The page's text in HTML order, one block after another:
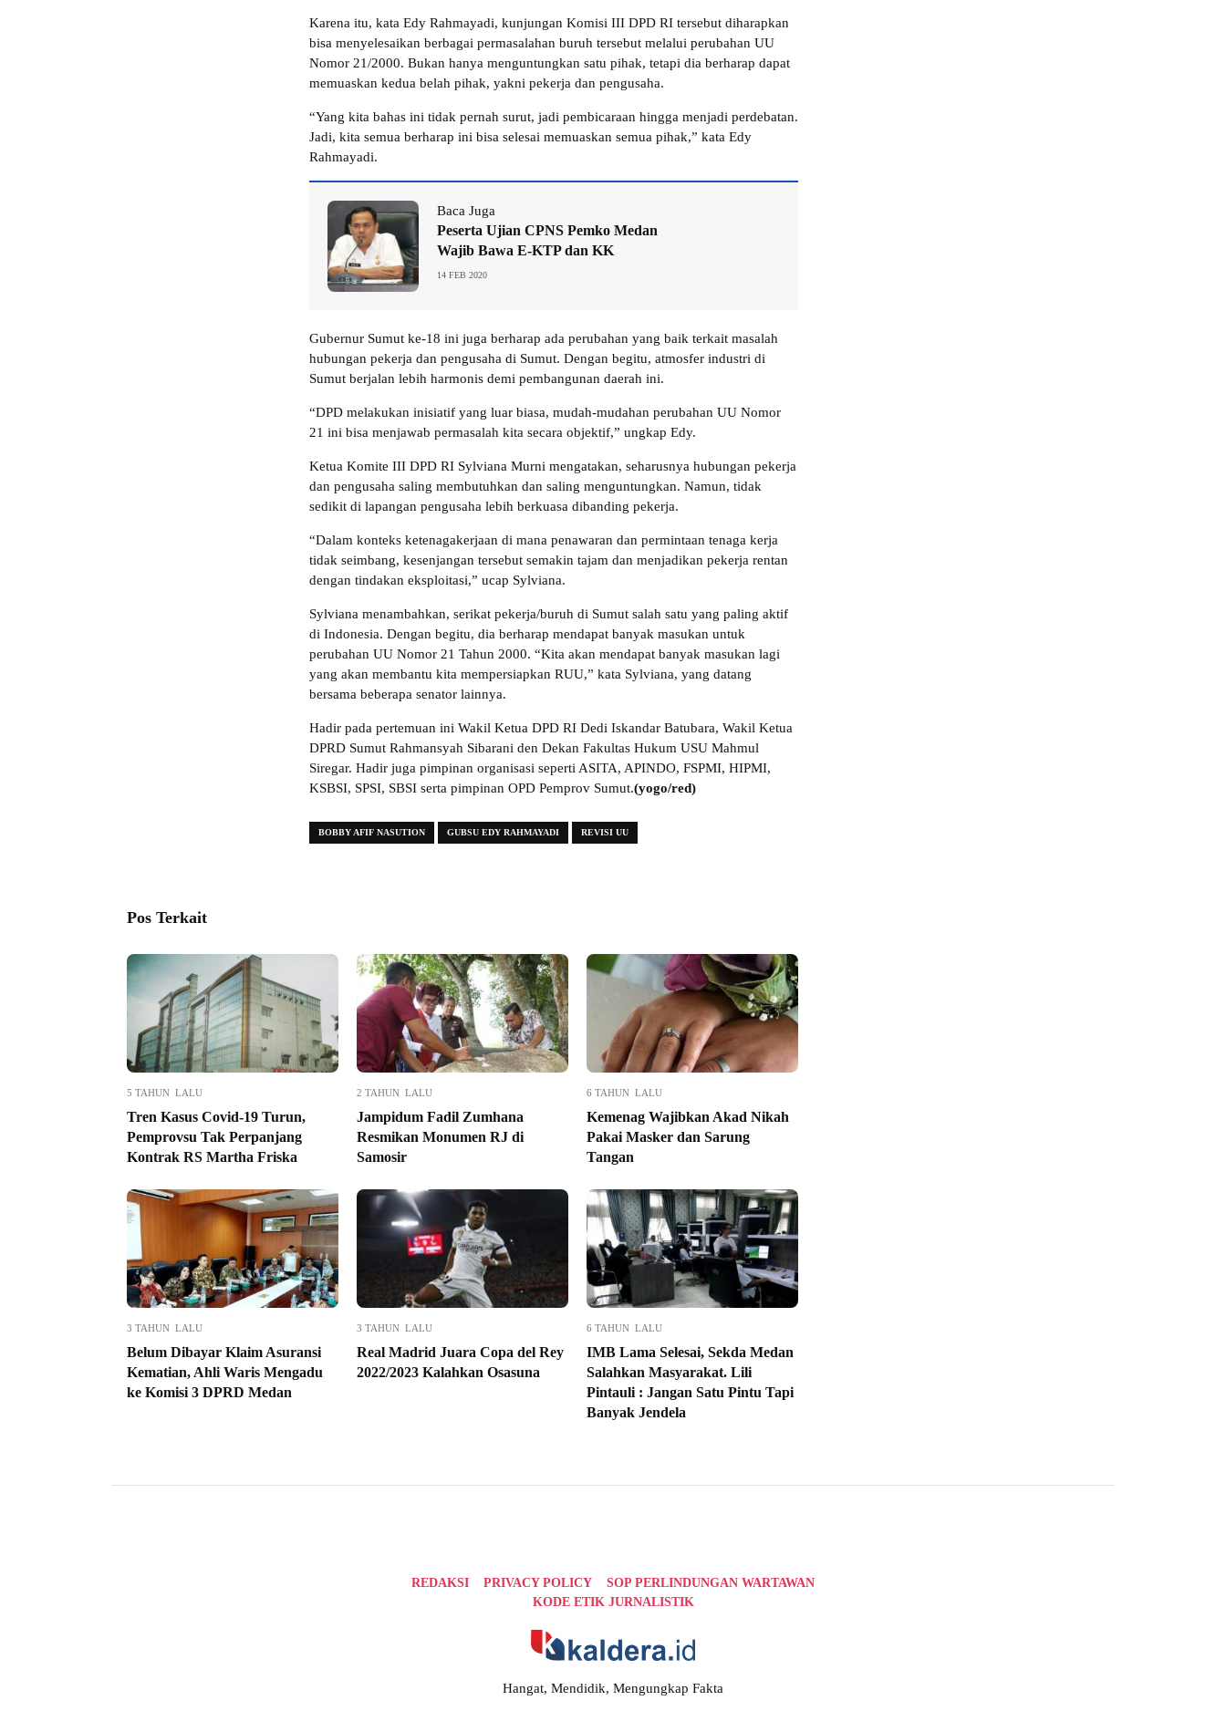
Karena itu, kata Edy Rahmayadi, kunjungan Komisi III DPD RI tersebut diharapkan
bisa menyelesaikan berbagai permasalahan buruh tersebut melalui perubahan UU
Nomor 21/2000. Bukan hanya menguntungkan satu pihak, tetapi dia berharap dapat
memuaskan kedua belah pihak, yakni pekerja dan pengusaha.
“Yang kita bahas ini tidak pernah surut, jadi pembicaraan hingga menjadi perdebatan.
Jadi, kita semua berharap ini bisa selesai memuaskan semua pihak,” kata Edy
Rahmayadi.
Baca Juga
Peserta Ujian CPNS Pemko Medan
Wajib Bawa E-KTP dan KK
14 FEB 2020
Gubernur Sumut ke-18 ini juga berharap ada perubahan yang baik terkait masalah
hubungan pekerja dan pengusaha di Sumut. Dengan begitu, atmosfer industri di
Sumut berjalan lebih harmonis demi pembangunan daerah ini.
“DPD melakukan inisiatif yang luar biasa, mudah-mudahan perubahan UU Nomor
21 ini bisa menjawab permasalah kita secara objektif,” ungkap Edy.
Ketua Komite III DPD RI Sylviana Murni mengatakan, seharusnya hubungan pekerja
dan pengusaha saling membutuhkan dan saling menguntungkan. Namun, tidak
sedikit di lapangan pengusaha lebih berkuasa dibanding pekerja.
“Dalam konteks ketenagakerjaan di mana penawaran dan permintaan tenaga kerja
tidak seimbang, kesenjangan tersebut semakin tajam dan menjadikan pekerja rentan
dengan tindakan eksploitasi,” ucap Sylviana.
Sylviana menambahkan, serikat pekerja/buruh di Sumut salah satu yang paling aktif
di Indonesia. Dengan begitu, dia berharap mendapat banyak masukan untuk
perubahan UU Nomor 21 Tahun 2000. “Kita akan mendapat banyak masukan lagi
yang akan membantu kita mempersiapkan RUU,” kata Sylviana, yang datang
bersama beberapa senator lainnya.
Hadir pada pertemuan ini Wakil Ketua DPD RI Dedi Iskandar Batubara, Wakil Ketua
DPRD Sumut Rahmansyah Sibarani den Dekan Fakultas Hukum USU Mahmul
Siregar. Hadir juga pimpinan organisasi seperti ASITA, APINDO, FSPMI, HIPMI,
KSBSI, SPSI, SBSI serta pimpinan OPD Pemprov Sumut.(yogo/red)
BOBBY AFIF NASUTION GUBSU EDY RAHMAYADI REVISI UU
Pos Terkait
5 TAHUN LALU
Tren Kasus Covid-19 Turun,
Pemprovsu Tak Perpanjang
Kontrak RS Martha Friska
2 TAHUN LALU
Jampidum Fadil Zumhana
Resmikan Monumen RJ di
Samosir
6 TAHUN LALU
Kemenag Wajibkan Akad Nikah
Pakai Masker dan Sarung
Tangan
3 TAHUN LALU
Belum Dibayar Klaim Asuransi
Kematian, Ahli Waris Mengadu
ke Komisi 3 DPRD Medan
3 TAHUN LALU
Real Madrid Juara Copa del Rey
2022/2023 Kalahkan Osasuna
6 TAHUN LALU
IMB Lama Selesai, Sekda Medan
Salahkan Masyarakat. Lili
Pintauli : Jangan Satu Pintu Tapi
Banyak Jendela
REDAKSI PRIVACY POLICY
SOP PERLINDUNGAN WARTAWAN
KODE ETIK JURNALISTIK
Hangat, Mendidik, Mengungkap Fakta